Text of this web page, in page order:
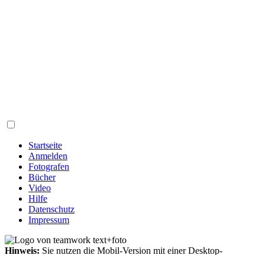
Startseite
Anmelden
Fotografen
Bücher
Video
Hilfe
Datenschutz
Impressum
Hinweis: Sie nutzen die Mobil-Version mit einer Desktop-